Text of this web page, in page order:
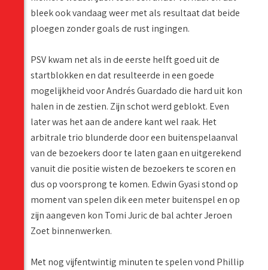
bleek ook vandaag weer met als resultaat dat beide
ploegen zonder goals de rust ingingen.
PSV kwam net als in de eerste helft goed uit de
startblokken en dat resulteerde in een goede
mogelijkheid voor Andrés Guardado die hard uit kon
halen in de zestien. Zijn schot werd geblokt. Even
later was het aan de andere kant wel raak. Het
arbitrale trio blunderde door een buitenspelaanval
van de bezoekers door te laten gaan en uitgerekend
vanuit die positie wisten de bezoekers te scoren en
dus op voorsprong te komen. Edwin Gyasi stond op
moment van spelen dik een meter buitenspel en op
zijn aangeven kon Tomi Juric de bal achter Jeroen
Zoet binnenwerken.
Met nog vijfentwintig minuten te spelen vond Phillip